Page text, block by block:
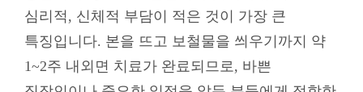
심리적, 신체적 부담이 적은 것이 가장 큰
특징입니다. 본을 뜨고 보철물을 씌우기까지 약
1~2주 내외면 치료가 완료되므로, 바쁜